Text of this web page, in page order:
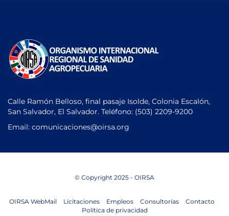
Calle Ramón Belloso, final pasaje Isolde, Colonia Escalón,
San Salvador, El Salvador. Teléfono: (503) 2209-9200
Email: comunicaciones@oirsa.org
© Copyright 2025 - OIRSA
OIRSA WebMail Licitaciones Empleos Consultorías
Contacto
Política de privacidad